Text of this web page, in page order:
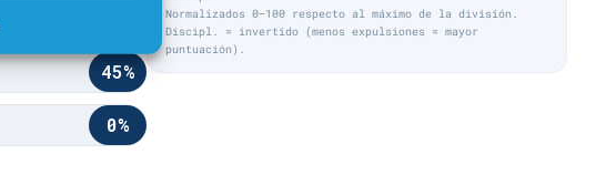
45%
0%
Normalizados 0–100 respecto al máximo de la división.
Discipl. = invertido (menos expulsiones = mayor
puntuación).